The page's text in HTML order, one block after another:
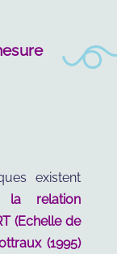
existent
relation
(Echelle de
(1995)